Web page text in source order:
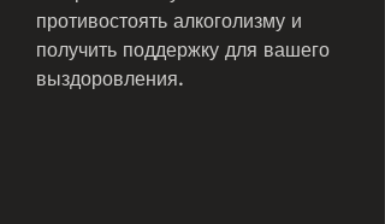
противостоять алкоголизму и
получить поддержку для вашего
выздоровления.